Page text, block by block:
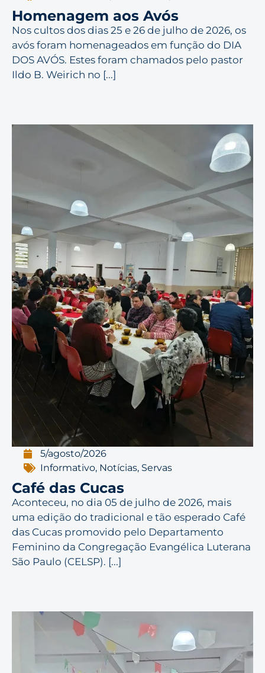
Homenagem aos Avós
Nos cultos dos dias 25 e 26 de julho de 2026, os
avós foram homenageados em função do DIA
DOS AVÓS. Estes foram chamados pelo pastor
Ildo B. Weirich no [...]
5/agosto/2026
Informativo, Notícias, Servas
Café das Cucas
Aconteceu, no dia 05 de julho de 2026, mais
uma edição do tradicional e tão esperado Café
das Cucas promovido pelo Departamento
Feminino da Congregação Evangélica Luterana
São Paulo (CELSP). [...]